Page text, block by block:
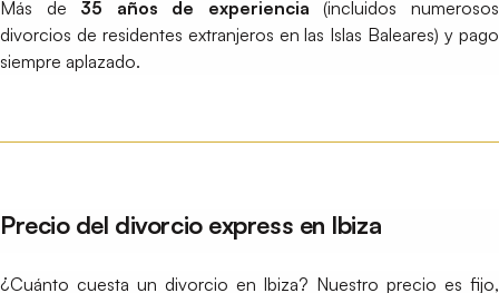
Más de 35 años de experiencia (incluidos numerosos
divorcios de residentes extranjeros en las Islas Baleares) y pago
siempre aplazado.
Precio del divorcio express en Ibiza
¿Cuánto cuesta un divorcio en Ibiza? Nuestro precio es fijo,